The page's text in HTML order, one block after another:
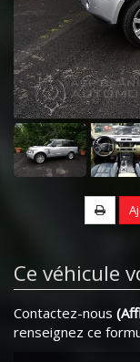
Ce véhicule
Contactez-nous
renseignez ce